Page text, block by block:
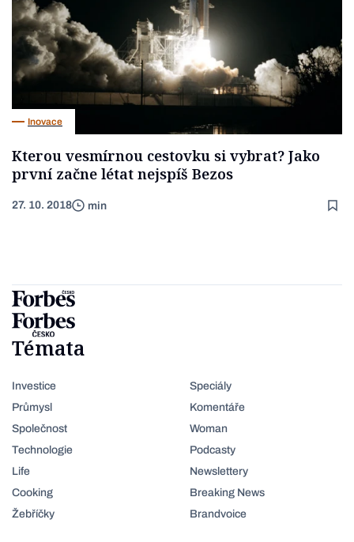
Inovace
Kterou vesmírnou cestovku si vybrat? Jako
první začne létat nejspíš Bezos
27. 10. 2018 min
Témata
Investice
Průmysl
Společnost
Technologie
Life
Cooking
Žebříčky
Speciály
Komentáře
Woman
Podcasty
Newslettery
Breaking News
Brandvoice